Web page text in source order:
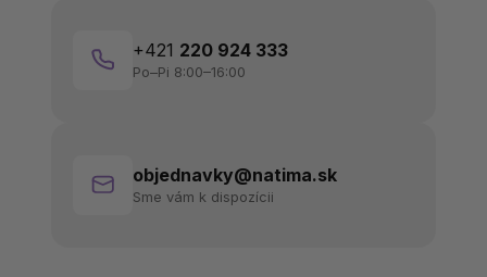
+421 220 924 333
Po–Pi 8:00–16:00
objednavky@natima.sk
Sme vám k dispozícii